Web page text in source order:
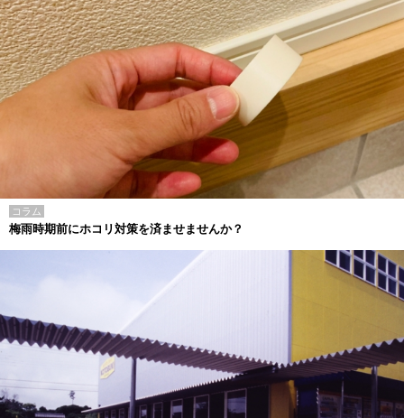
コラム
梅雨時期前にホコリ対策を済ませませんか？